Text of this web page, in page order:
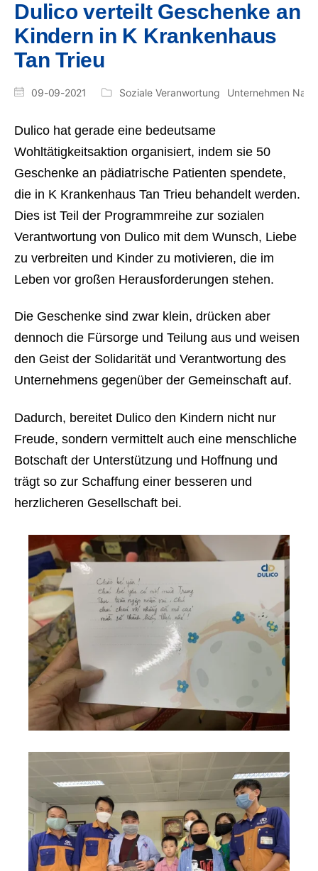
Dulico verteilt Geschenke an
Kindern in K Krankenhaus
Tan Trieu
09-09-2021 Soziale Veranwortung Unternehmen
Dulico hat gerade eine bedeutsame
Wohltätigkeitsaktion organisiert, indem sie 50
Geschenke an pädiatrische Patienten spendete,
die in K Krankenhaus Tan Trieu behandelt werden.
Dies ist Teil der Programmreihe zur sozialen
Verantwortung von Dulico mit dem Wunsch, Liebe
zu verbreiten und Kinder zu motivieren, die im
Leben vor großen Herausforderungen stehen.
Die Geschenke sind zwar klein, drücken aber
dennoch die Fürsorge und Teilung aus und weisen
den Geist der Solidarität und Verantwortung des
Unternehmens gegenüber der Gemeinschaft auf.
Dadurch, bereitet Dulico den Kindern nicht nur
Freude, sondern vermittelt auch eine menschliche
Botschaft der Unterstützung und Hoffnung und
trägt so zur Schaffung einer besseren und
herzlicheren Gesellschaft bei.